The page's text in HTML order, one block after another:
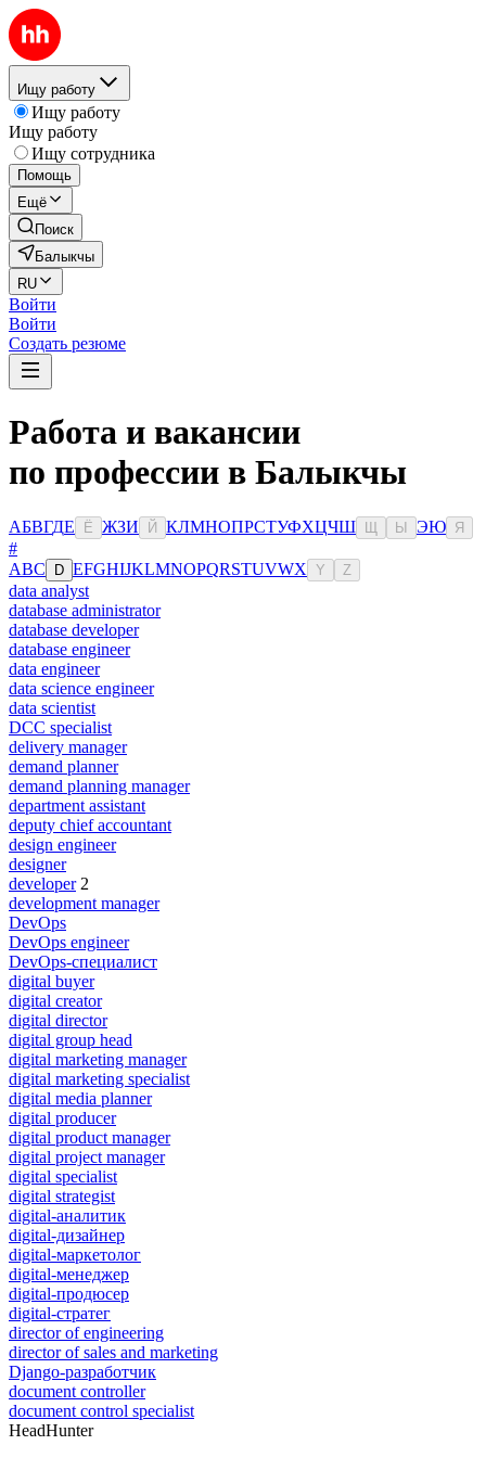
Ищу работу
Ищу работу
Ищу работу
Ищу сотрудника
Помощь
Ещё
Поиск
Балыкчы
RU
Войти
Войти
Создать резюме
Работа и вакансии
по профессии в Балыкчы
АБВГДЕ Ё ЖЗИ Й КЛМНОПРСТУФХЦЧШ Ы ЭЮ Я
#
ABC D EFGHIJKLMNOPQRSTUVWX Y Z
data analyst
database administrator
database developer
database engineer
data engineer
data science engineer
data scientist
DCC specialist
delivery manager
demand planner
demand planning manager
department assistant
deputy chief accountant
design engineer
designer
developer 2
development manager
DevOps
DevOps engineer
DevOps-специалист
digital buyer
digital creator
digital director
digital group head
digital marketing manager
digital marketing specialist
digital media planner
digital producer
digital product manager
digital project manager
digital specialist
digital strategist
digital-аналитик
digital-дизайнер
digital-маркетолог
digital-менеджер
digital-продюсер
digital-стратег
director of engineering
director of sales and marketing
Django-разработчик
document controller
document control specialist
HeadHunter